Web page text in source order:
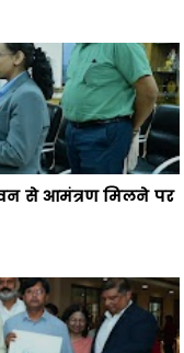
भवन से आमंत्रण मिलने पर